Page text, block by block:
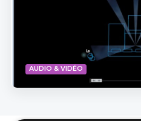
AUDIO & VIDÉO